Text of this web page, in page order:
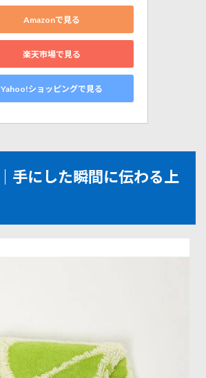
Amazonで見る
楽天市場で見る
Yahoo!ショッピングで見る
手にした瞬間に伝わる上